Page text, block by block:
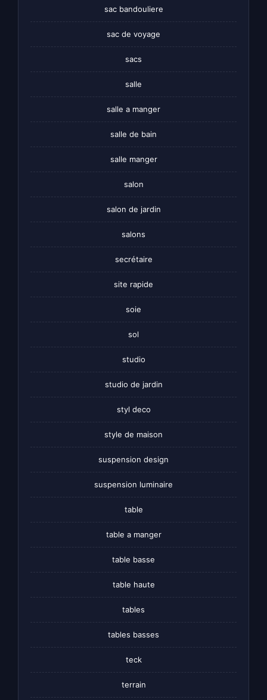
sac bandouliere
sac de voyage
sacs
salle
salle a manger
salle de bain
salle manger
salon
salon de jardin
salons
secrétaire
site rapide
soie
sol
studio
studio de jardin
styl deco
style de maison
suspension design
suspension luminaire
table
table a manger
table basse
table haute
tables
tables basses
teck
terrain